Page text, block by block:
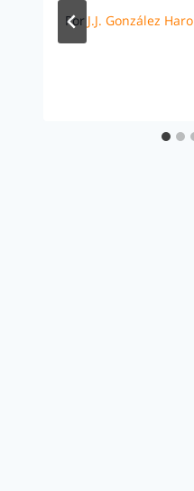
Por J.J. González Haro